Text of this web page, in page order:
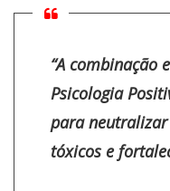
“A combinação
Psicologia
para
tóxicos e